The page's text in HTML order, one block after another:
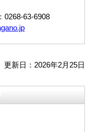
0268-63-6908
新日：2026年2月25日